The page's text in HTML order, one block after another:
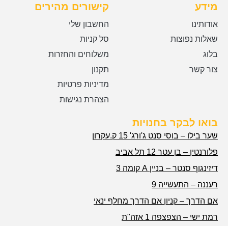
מידע
אודותינו
שאלות נפוצות
בלוג
צור קשר
קישורים מהירים
החשבון שלי
סל קניות
משלוחים והחזרות
תקנון
מדיניות פרטיות
הצהרת נגישות
בואו לבקר בחנויות
שער בילו – בוסי סנט ג'ורג' 15 ק.עקרון
פלורנטין – בן עטר 12 תל אביב
דיזינגוף סנטר – בניין A קומה 3
רעננה – התעשייה 9
אם הדרך – קניון אם הדרך מחלף ינאי
רמת ישי – הצפצפה 1 אזה"ת